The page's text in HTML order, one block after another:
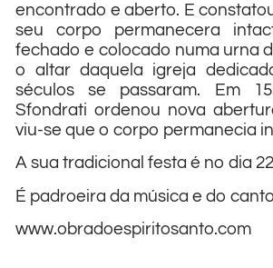
encontrado e aberto. E
seu corpo permanecera
fechado e colocado numa urna
o altar daquela igreja
séculos se passaram. Em
Sfondrati ordenou nova
viu-se que o corpo permanecia
A sua tradicional festa é no dia
É padroeira da música e do
www.obradoespiritosanto.com